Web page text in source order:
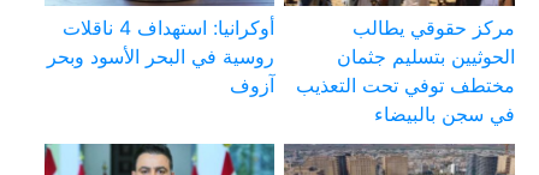
مركز حقوقي يطالب
الحوثيين بتسليم جثمان
مختطف توفي تحت التعذيب
في سجن بالبيضاء
أوكرانيا: استهداف 4 ناقلات
روسية في البحر الأسود وبحر
آزوف